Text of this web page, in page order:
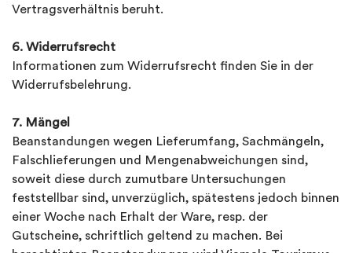
Vertragsverhältnis beruht.
6. Widerrufsrecht
Informationen zum Widerrufsrecht finden Sie in der
Widerrufsbelehrung.
7. Mängel
Beanstandungen wegen Lieferumfang, Sachmängeln,
Falschlieferungen und Mengenabweichungen sind,
soweit diese durch zumutbare Untersuchungen
feststellbar sind, unverzüglich, spätestens jedoch binnen
einer Woche nach Erhalt der Ware, resp. der
Gutscheine, schriftlich geltend zu machen. Bei